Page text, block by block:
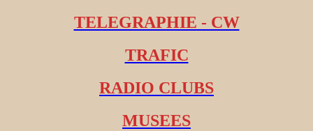
TELEGRAPHIE - CW
TRAFIC
RADIO CLUBS
MUSEES